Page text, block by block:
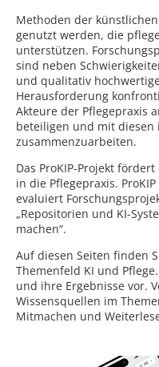
Methoden der
genutzt werden, die
unterstützen.
sind neben
und qualitativ
Herausforderung
Akteure der Pflegepraxis
beteiligen und mit diesen
zusammenzuarbeiten.
Das ProKIP-Projekt
in die Pflegepraxis.
evaluiert
„Repositorien und KI-
machen“.
Auf diesen Seiten finden
Themenfeld KI und
und ihre Ergebnisse vor.
Wissensquellen im
Mitmachen und